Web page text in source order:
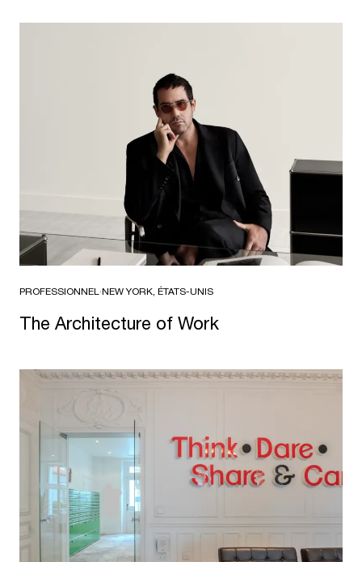
PROFESSIONNEL·NEW YORK, ÉTATS-UNIS
The Architecture of Work